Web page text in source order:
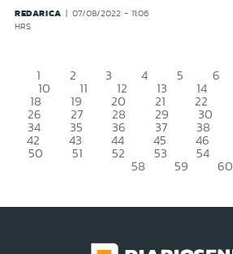
REDARICA
07/08/2022 - 11:06
HRS
1 2 3 4 5 6
10 11 12 13 14
18 19 20 21 22
26 27 28 29 30
34 35 36 37 38
42 43 44 45 46
50 51 52 53 54
58 59 60